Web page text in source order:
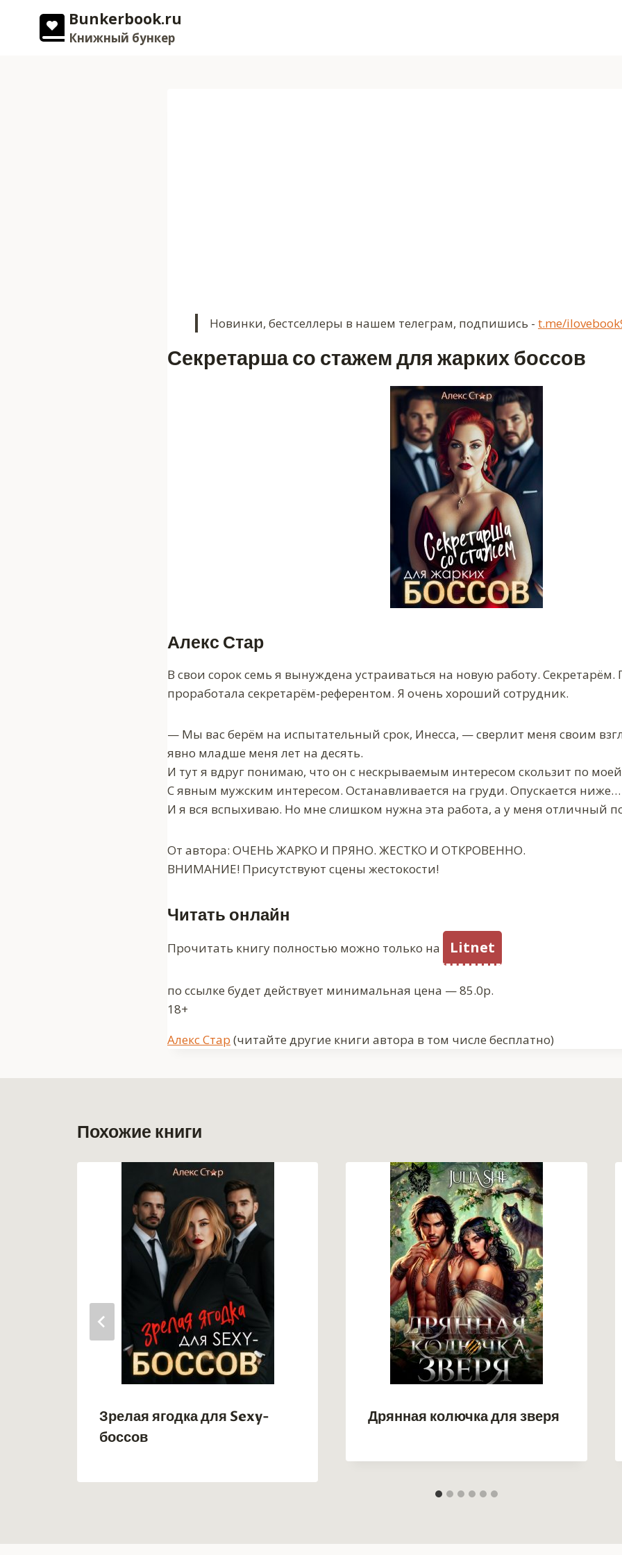
содержимому
Bunkerbook.ru
Книжный бункер
Новинки, бестселлеры в нашем телеграм, подпишись - t.me/
Секретарша со стажем для жарких боссов
Алекс Стар
В свои сорок семь я вынуждена устраиваться на новую работу.
проработала секретарём-референтом. Я очень хороший сотрудник.
— Мы вас берём на испытательный срок, Инесса, — сверлит меня своим
явно младше меня лет на десять.
И тут я вдруг понимаю, что он с нескрываемым интересом скользит по
С явным мужским интересом. Останавливается на груди. Опускается ниже…
И я вся вспыхиваю. Но мне слишком нужна эта работа, а у меня отличный
От автора: ОЧЕНЬ ЖАРКО И ПРЯНО. ЖЕСТКО И ОТКРОВЕННО.
ВНИМАНИЕ! Присутствуют сцены жестокости!
Читать онлайн
Прочитать книгу полностью можно только на Litnet
по ссылке будет действует минимальная цена — 85.0р.
18+
Метки
Алекс Стар (читайте другие книги автора в том числе бесплатно)
Похожие книги
Зрелая ягодка для Sexy-
боссов
Дрянная колючка для зверя